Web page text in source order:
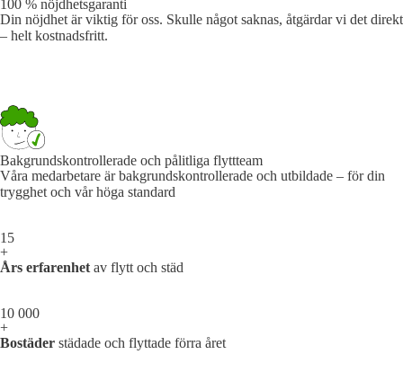
100 % nöjdhetsgaranti
Din nöjdhet är viktig för oss. Skulle något saknas, åtgärdar vi det direkt
– helt kostnadsfritt.
Bakgrundskontrollerade och pålitliga flyttteam
Våra medarbetare är bakgrundskontrollerade och utbildade – för din
trygghet och vår höga standard
15
+
Års erfarenhet av flytt och städ
10 000
+
Bostäder städade och flyttade förra året